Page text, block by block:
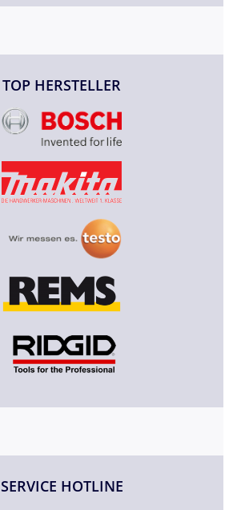
TOP HERSTELLER
SERVICE HOTLINE